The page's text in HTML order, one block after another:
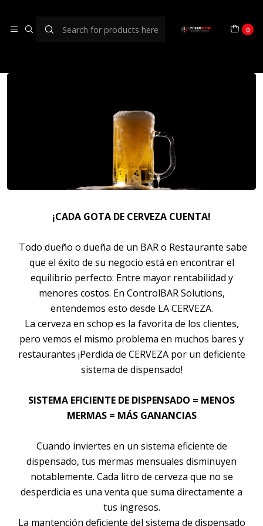
0
¿COMO EVITAR EL
¡CADA GOTA DE CERVEZA CUENTA!
Todo dueño o dueña de un BAR o Restaurante sabe
que el éxito de su negocio está en encontrar el
equilibrio perfecto: Entre mayor rentabilidad y
menores costos. En ControlBAR Solutions,
entendemos esto desde LA CERVEZA.
La cerveza en schop es la favorita de los clientes,
pero vemos el mismo problema en muchos bares y
restaurantes ¡Perdida de CERVEZA por un deficiente
sistema de dispensado!
SISTEMA EFICIENTE DE DISPENSADO = MENOS
MERMAS = MÁS GANANCIAS
Cuando inviertes en un sistema eficiente de
dispensado, tus mermas mensuales disminuyen
notablemente. Cada litro de cerveza que no se
desperdicia es una venta que suma directamente a
tus ingresos.
La mantención deficiente del sistema de dispensado